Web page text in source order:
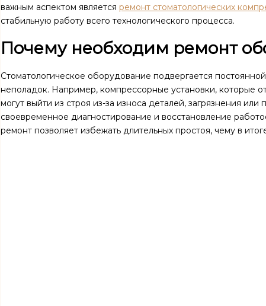
важным аспектом является ремонт стоматологических
стабильную работу всего технологического процесса.
Почему необходим ремонт
Стоматологическое оборудование подвергается
неполадок. Например, компрессорные установки, которые
могут выйти из строя из-за износа деталей, загрязнения
своевременное диагностирование и восстановление
ремонт позволяет избежать длительных простоя, чему в